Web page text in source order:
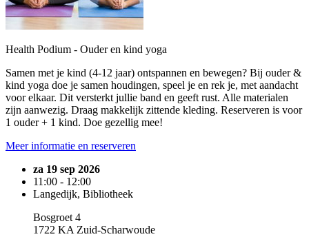
Health Podium - Ouder en kind yoga
Samen met je kind (4-12 jaar) ontspannen en bewegen? Bij ouder &
kind yoga doe je samen houdingen, speel je en rek je, met aandacht
voor elkaar. Dit versterkt jullie band en geeft rust. Alle materialen
zijn aanwezig. Draag makkelijk zittende kleding. Reserveren is voor
1 ouder + 1 kind. Doe gezellig mee!
Meer informatie en reserveren
za 19 sep 2026
11:00 - 12:00
Langedijk, Bibliotheek
Bosgroet 4
1722 KA Zuid-Scharwoude